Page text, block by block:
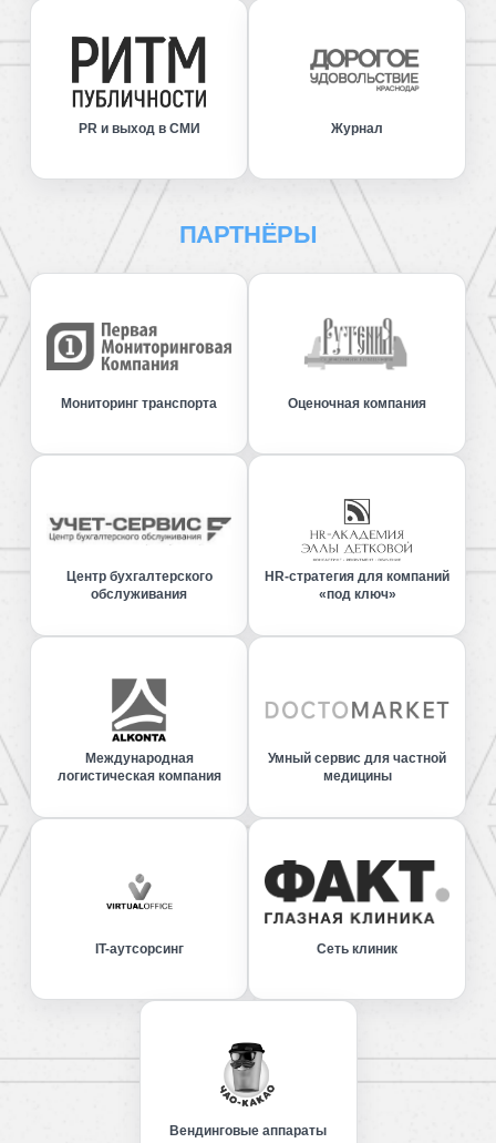
PR и выход в СМИ Журнал
ПАРТНЁРЫ
Мониторинг транспорта Оценочная компания
Центр бухгалтерского
обслуживания
HR-стратегия для компаний
«под ключ»
Международная
логистическая компания
Умный сервис для частной
медицины
IT-аутсорсинг Сеть клиник
Вендинговые аппараты